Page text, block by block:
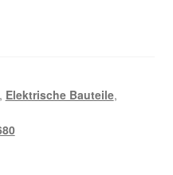
Elektrische Bauteile,